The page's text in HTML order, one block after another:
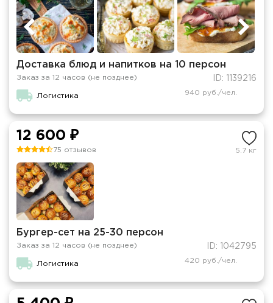
Доставка блюд и напитков на 10 персон
Заказ за 12 часов (не позднее) ID: 1139216
Логистика 940 руб./чел.
12 600 ₽
75 отзывов 5.7 кг
Бургер-сет на 25-30 персон
Заказ за 12 часов (не позднее) ID: 1042795
Логистика 420 руб./чел.